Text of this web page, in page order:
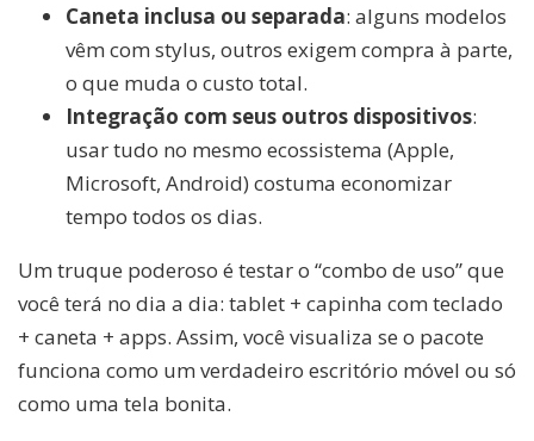
Caneta inclusa ou separada: alguns modelos
vêm com stylus, outros exigem compra à parte,
o que muda o custo total.
Integração com seus outros dispositivos:
usar tudo no mesmo ecossistema (Apple,
Microsoft, Android) costuma economizar
tempo todos os dias.
Um truque poderoso é testar o “combo de uso” que
você terá no dia a dia: tablet + capinha com teclado
+ caneta + apps. Assim, você visualiza se o pacote
funciona como um verdadeiro escritório móvel ou só
como uma tela bonita.